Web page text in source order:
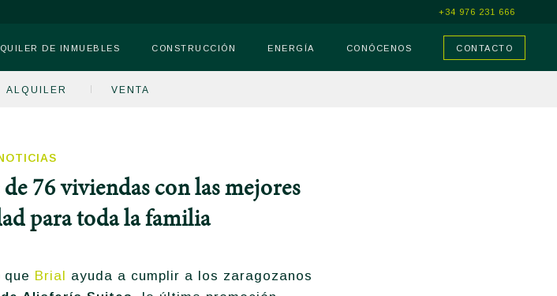
+34 976 231 666
DE INMUEBLES CONSTRUCCIÓN ENERGÍA CONÓCENOS CONTACTO
ALQUILER VENTA
76 viviendas con las mejores
para toda la familia
Brial ayuda a cumplir a los zaragozanos